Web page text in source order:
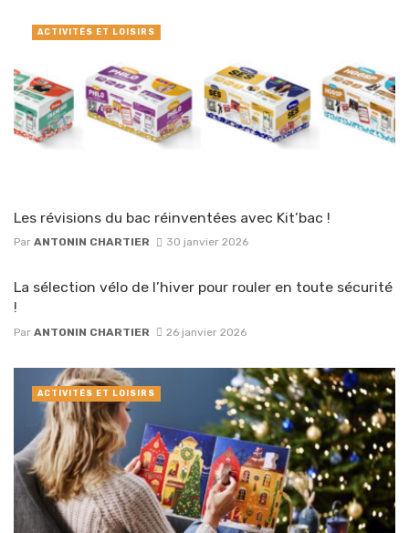
Les révisions du bac réinventées avec Kit’bac !
Par ANTONIN CHARTIER 30 janvier 2026
ACTIVITÉS ET LOISIRS
La sélection vélo de l’hiver pour rouler en toute sécurité
!
Par ANTONIN CHARTIER 26 janvier 2026
ACTIVITÉS ET LOISIRS